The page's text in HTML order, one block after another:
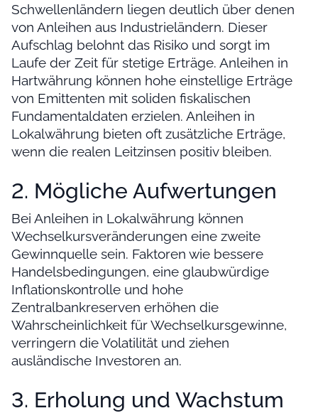
Schwellenländern liegen deutlich über denen
von Anleihen aus Industrieländern. Dieser
Aufschlag belohnt das Risiko und sorgt im
Laufe der Zeit für stetige Erträge. Anleihen in
Hartwährung können hohe einstellige Erträge
von Emittenten mit soliden fiskalischen
Fundamentaldaten erzielen. Anleihen in
Lokalwährung bieten oft zusätzliche Erträge,
wenn die realen Leitzinsen positiv bleiben.
2. Mögliche Aufwertungen
Bei Anleihen in Lokalwährung können
Wechselkursveränderungen eine zweite
Gewinnquelle sein. Faktoren wie bessere
Handelsbedingungen, eine glaubwürdige
Inflationskontrolle und hohe
Zentralbankreserven erhöhen die
Wahrscheinlichkeit für Wechselkursgewinne,
verringern die Volatilität und ziehen
ausländische Investoren an.
3. Erholung und Wachstum